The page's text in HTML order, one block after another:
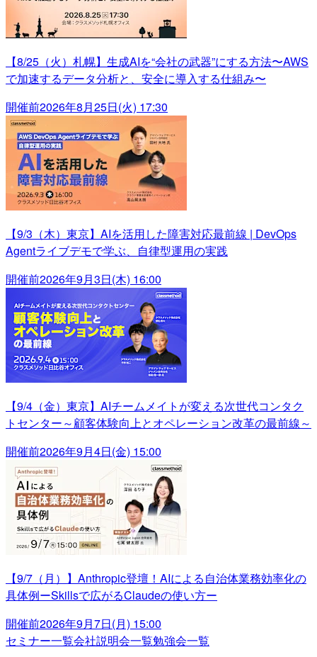
【8/25（火）札幌】生成AIを“会社の武器”にする方法〜AWS
で加速するデータ分析と、安全に導入する仕組み〜
開催前2026年8月25日(火) 17:30
【9/3（木）東京】AIを活用した障害対応最前線 | DevOps
Agentライブデモで学ぶ、自律型運用の実践
開催前2026年9月3日(木) 16:00
【9/4（金）東京】AIチームメイトが変える次世代コンタク
トセンター～顧客体験向上とオペレーション改革の最前線～
開催前2026年9月4日(金) 15:00
【9/7（月）】Anthropic登壇！AIによる自治体業務効率化の
具体例ーSkillsで広がるClaudeの使い方ー
開催前2026年9月7日(月) 15:00
セミナー一覧会社説明会一覧勉強会一覧